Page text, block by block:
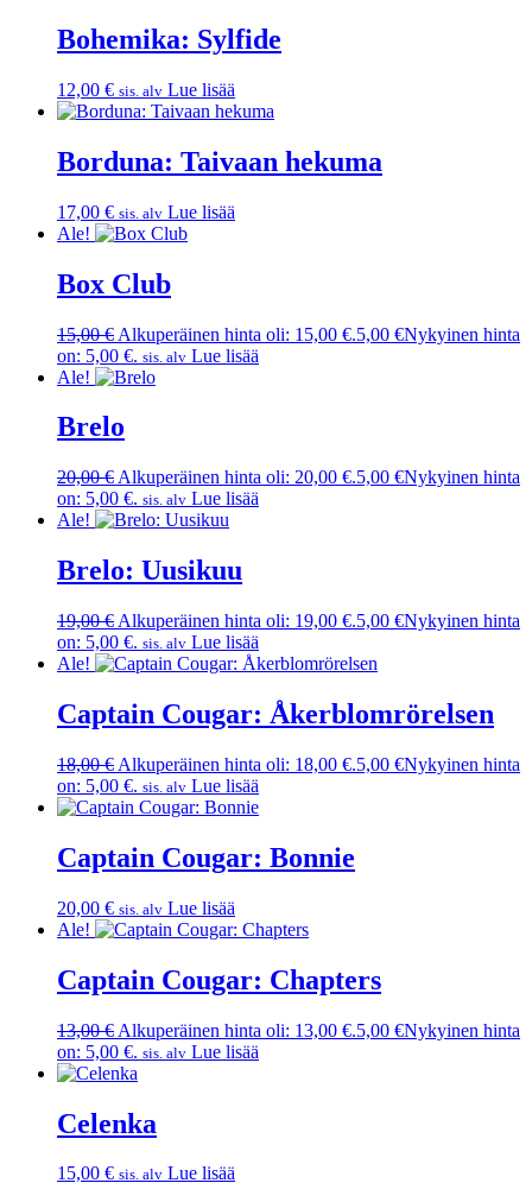
Bohemika: Sylfide
12,00 € sis. alv Lue lisää
Borduna: Taivaan hekuma
17,00 € sis. alv Lue lisää
Ale!
Box Club
15,00€ Alkuperäinen hinta oli: 15,00 €.5,00 €Nykyinen hinta
on: 5,00 €. sis. alv Lue lisää
Ale!
Brelo
20,00€ Alkuperäinen hinta oli: 20,00 €.5,00 €Nykyinen hinta
on: 5,00 €. sis. alv Lue lisää
Ale!
Brelo: Uusikuu
19,00€ Alkuperäinen hinta oli: 19,00 €.5,00 €Nykyinen hinta
on: 5,00 €. sis. alv Lue lisää
Ale!
Captain Cougar: Åkerblomrörelsen
18,00€ Alkuperäinen hinta oli: 18,00 €.5,00 €Nykyinen hinta
on: 5,00 €. sis. alv Lue lisää
Captain Cougar: Bonnie
20,00 € sis. alv Lue lisää
Ale!
Captain Cougar: Chapters
13,00€ Alkuperäinen hinta oli: 13,00 €.5,00 €Nykyinen hinta
on: 5,00 €. sis. alv Lue lisää
Celenka
15,00 € sis. alv Lue lisää